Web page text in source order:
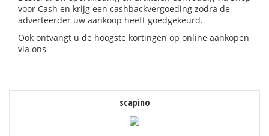
voor Cash en krijg een cashbackvergoeding zodra de
adverteerder uw aankoop heeft goedgekeurd.
Ook ontvangt u de hoogste kortingen op online aankopen
via ons
scapino